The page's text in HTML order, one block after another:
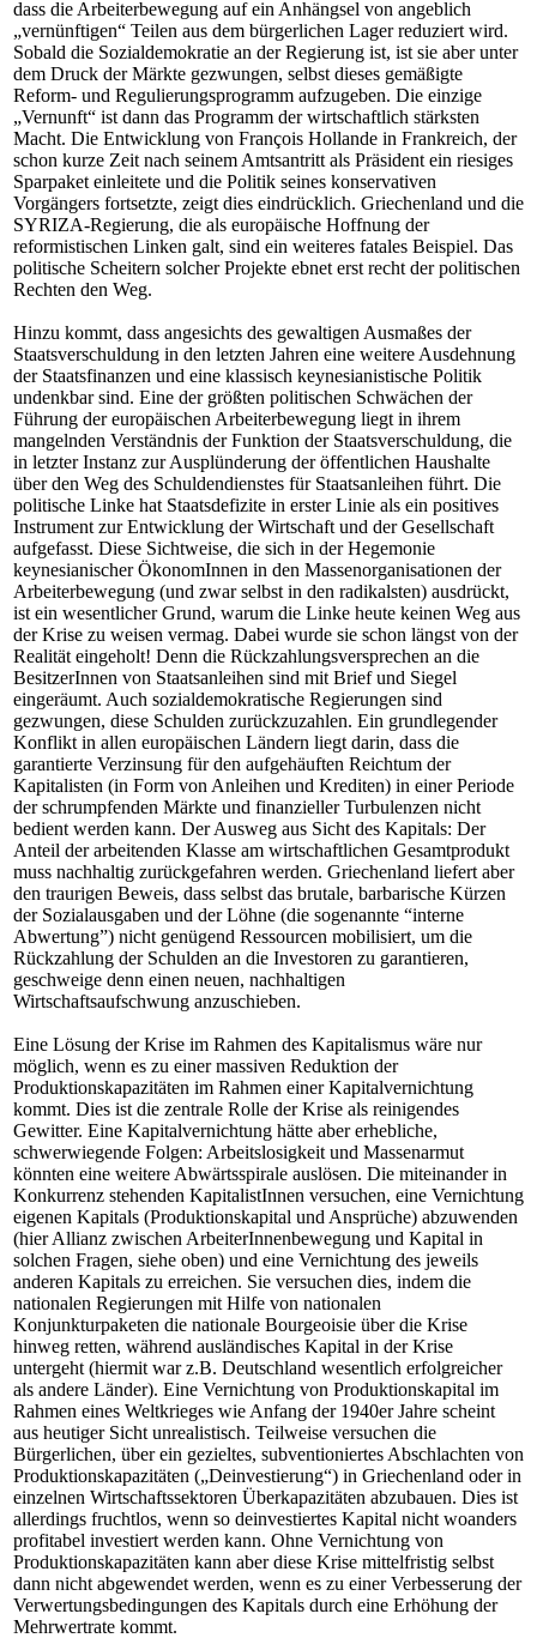
dass die Arbeiterbewegung auf ein Anhängsel von angeblich
„vernünftigen“ Teilen aus dem bürgerlichen Lager reduziert wird.
Sobald die Sozialdemokratie an der Regierung ist, ist sie aber unter
dem Druck der Märkte gezwungen, selbst dieses gemäßigte
Reform- und Regulierungsprogramm aufzugeben. Die einzige
„Vernunft“ ist dann das Programm der wirtschaftlich stärksten
Macht. Die Entwicklung von François Hollande in Frankreich, der
schon kurze Zeit nach seinem Amtsantritt als Präsident ein riesiges
Sparpaket einleitete und die Politik seines konservativen
Vorgängers fortsetzte, zeigt dies eindrücklich. Griechenland und die
SYRIZA-Regierung, die als europäische Hoffnung der
reformistischen Linken galt, sind ein weiteres fatales Beispiel. Das
politische Scheitern solcher Projekte ebnet erst recht der politischen
Rechten den Weg.
Hinzu kommt, dass angesichts des gewaltigen Ausmaßes der
Staatsverschuldung in den letzten Jahren eine weitere Ausdehnung
der Staatsfinanzen und eine klassisch keynesianistische Politik
undenkbar sind. Eine der größten politischen Schwächen der
Führung der europäischen Arbeiterbewegung liegt in ihrem
mangelnden Verständnis der Funktion der Staatsverschuldung, die
in letzter Instanz zur Ausplünderung der öffentlichen Haushalte
über den Weg des Schuldendienstes für Staatsanleihen führt. Die
politische Linke hat Staatsdefizite in erster Linie als ein positives
Instrument zur Entwicklung der Wirtschaft und der Gesellschaft
aufgefasst. Diese Sichtweise, die sich in der Hegemonie
keynesianischer ÖkonomInnen in den Massenorganisationen der
Arbeiterbewegung (und zwar selbst in den radikalsten) ausdrückt,
ist ein wesentlicher Grund, warum die Linke heute keinen Weg aus
der Krise zu weisen vermag. Dabei wurde sie schon längst von der
Realität eingeholt! Denn die Rückzahlungsversprechen an die
BesitzerInnen von Staatsanleihen sind mit Brief und Siegel
eingeräumt. Auch sozialdemokratische Regierungen sind
gezwungen, diese Schulden zurückzuzahlen. Ein grundlegender
Konflikt in allen europäischen Ländern liegt darin, dass die
garantierte Verzinsung für den aufgehäuften Reichtum der
Kapitalisten (in Form von Anleihen und Krediten) in einer Periode
der schrumpfenden Märkte und finanzieller Turbulenzen nicht
bedient werden kann. Der Ausweg aus Sicht des Kapitals: Der
Anteil der arbeitenden Klasse am wirtschaftlichen Gesamtprodukt
muss nachhaltig zurückgefahren werden. Griechenland liefert aber
den traurigen Beweis, dass selbst das brutale, barbarische Kürzen
der Sozialausgaben und der Löhne (die sogenannte “interne
Abwertung”) nicht genügend Ressourcen mobilisiert, um die
Rückzahlung der Schulden an die Investoren zu garantieren,
geschweige denn einen neuen, nachhaltigen
Wirtschaftsaufschwung anzuschieben.
Eine Lösung der Krise im Rahmen des Kapitalismus wäre nur
möglich, wenn es zu einer massiven Reduktion der
Produktionskapazitäten im Rahmen einer Kapitalvernichtung
kommt. Dies ist die zentrale Rolle der Krise als reinigendes
Gewitter. Eine Kapitalvernichtung hätte aber erhebliche,
schwerwiegende Folgen: Arbeitslosigkeit und Massenarmut
könnten eine weitere Abwärtsspirale auslösen. Die miteinander in
Konkurrenz stehenden KapitalistInnen versuchen, eine Vernichtung
eigenen Kapitals (Produktionskapital und Ansprüche) abzuwenden
(hier Allianz zwischen ArbeiterInnenbewegung und Kapital in
solchen Fragen, siehe oben) und eine Vernichtung des jeweils
anderen Kapitals zu erreichen. Sie versuchen dies, indem die
nationalen Regierungen mit Hilfe von nationalen
Konjunkturpaketen die nationale Bourgeoisie über die Krise
hinweg retten, während ausländisches Kapital in der Krise
untergeht (hiermit war z.B. Deutschland wesentlich erfolgreicher
als andere Länder). Eine Vernichtung von Produktionskapital im
Rahmen eines Weltkrieges wie Anfang der 1940er Jahre scheint
aus heutiger Sicht unrealistisch. Teilweise versuchen die
Bürgerlichen, über ein gezieltes, subventioniertes Abschlachten von
Produktionskapazitäten („Deinvestierung“) in Griechenland oder in
einzelnen Wirtschaftssektoren Überkapazitäten abzubauen. Dies ist
allerdings fruchtlos, wenn so deinvestiertes Kapital nicht woanders
profitabel investiert werden kann. Ohne Vernichtung von
Produktionskapazitäten kann aber diese Krise mittelfristig selbst
dann nicht abgewendet werden, wenn es zu einer Verbesserung der
Verwertungsbedingungen des Kapitals durch eine Erhöhung der
Mehrwertrate kommt.